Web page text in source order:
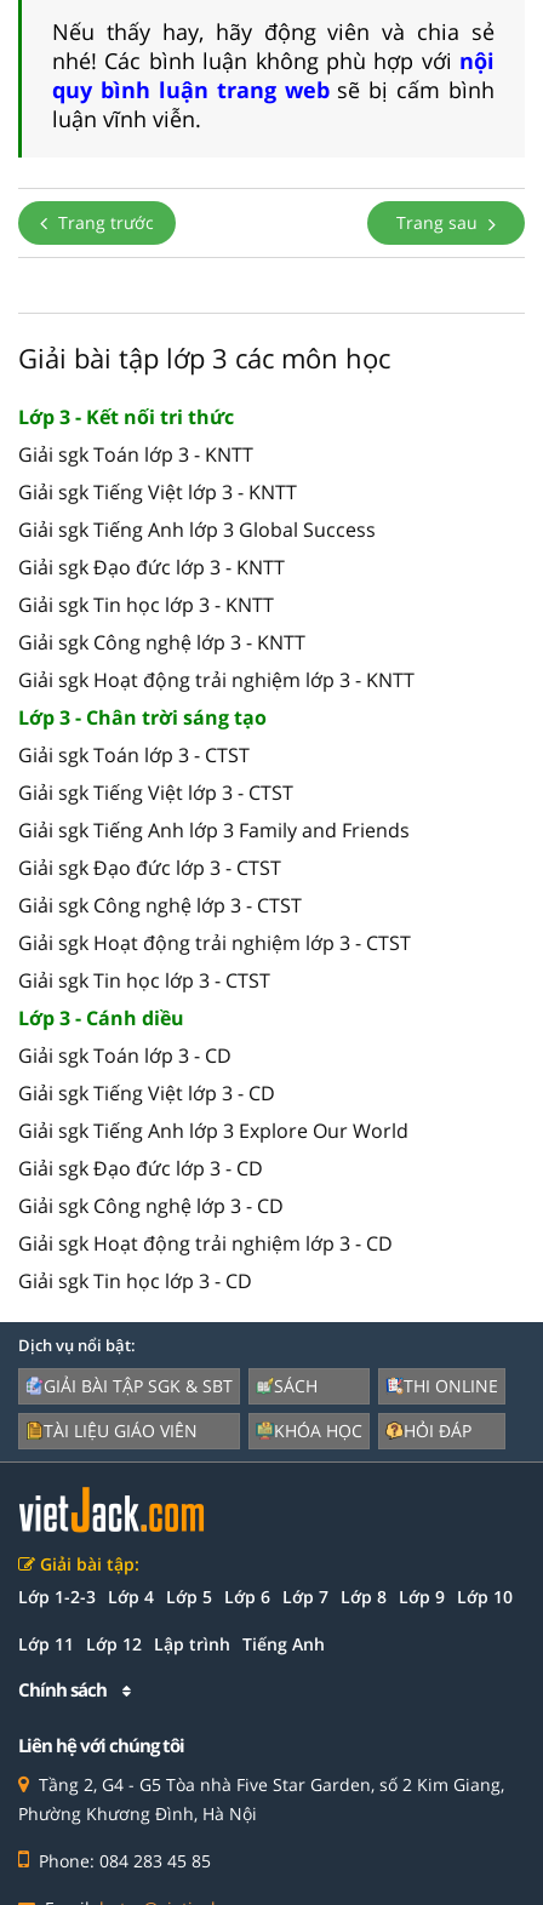
Nếu thấy hay, hãy động viên và chia sẻ
nhé! Các bình luận không phù hợp với nội
quy bình luận trang websẽ bị cấm bình
luận vĩnh viễn.
Trang trước Trang sau
Giải bài tập lớp 3 các môn học
Lớp 3 - Kết nối tri thức
Giải sgk Toán lớp 3 - KNTT
Giải sgk Tiếng Việt lớp 3 - KNTT
Giải sgk Tiếng Anh lớp 3 Global Success
Giải sgk Đạo đức lớp 3 - KNTT
Giải sgk Tin học lớp 3 - KNTT
Giải sgk Công nghệ lớp 3 - KNTT
Giải sgk Hoạt động trải nghiệm lớp 3 - KNTT
Lớp 3 - Chân trời sáng tạo
Giải sgk Toán lớp 3 - CTST
Giải sgk Tiếng Việt lớp 3 - CTST
Giải sgk Tiếng Anh lớp 3 Family and Friends
Giải sgk Đạo đức lớp 3 - CTST
Giải sgk Công nghệ lớp 3 - CTST
Giải sgk Hoạt động trải nghiệm lớp 3 - CTST
Giải sgk Tin học lớp 3 - CTST
Lớp 3 - Cánh diều
Giải sgk Toán lớp 3 - CD
Giải sgk Tiếng Việt lớp 3 - CD
Giải sgk Tiếng Anh lớp 3 Explore Our World
Giải sgk Đạo đức lớp 3 - CD
Giải sgk Công nghệ lớp 3 - CD
Giải sgk Hoạt động trải nghiệm lớp 3 - CD
Giải sgk Tin học lớp 3 - CD
Dịch vụ nổi bật:
GIẢI BÀI TẬP SGK & SBT
TÀI LIỆU GIÁO VIÊN
SÁCH
KHÓA HỌC
THI ONLINE
HỎI ĐÁP
Giải bài tập:
Lớp 1-2-3 Lớp 4 Lớp 5 Lớp 6 Lớp 7 Lớp 8 Lớp 9 Lớp 10
Lớp 11 Lớp 12 Lập trình Tiếng Anh
Chính sách
Liên hệ với chúng tôi
Tầng 2, G4 - G5 Tòa nhà Five Star Garden, số 2 Kim Giang,
Phường Khương Đình, Hà Nội
Phone: 084 283 45 85